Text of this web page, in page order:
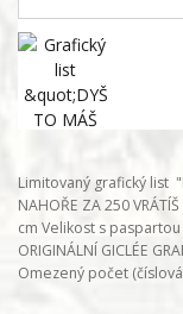
Limitovaný grafický list
NAHOŘE ZA 250
cm Velikost s
ORIGINÁLNÍ GICLÉE
Omezený počet